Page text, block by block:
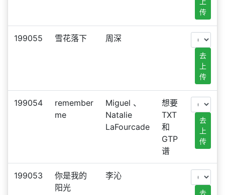
传
199055 雪花落下 周深
去
上
传
199054
remember
me
Miguel 、
Natalie
LaFourcade
想要
TXT
和
GTP
谱
去
上
传
199053
你是我的
阳光
李沁
去